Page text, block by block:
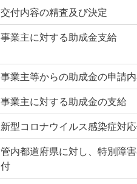
交付内容の精査及び決定
事業主に対する助成金支給
事業主等からの助成金の申請
事業主に対する助成金の支給
新型コロナウイルス感染症対
管内都道府県に対し、特別障
付